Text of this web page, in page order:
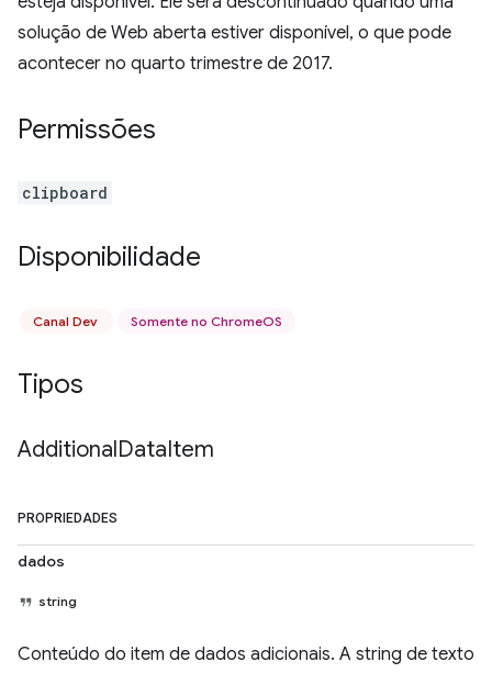
solução de Web aberta estiver disponível, o que pode
acontecer no quarto trimestre de 2017.
Permissões
clipboard
Disponibilidade
Canal Dev Somente no ChromeOS
Tipos
AdditionalDataItem
PROPRIEDADES
dados
string
Conteúdo do item de dados adicionais. A string de texto